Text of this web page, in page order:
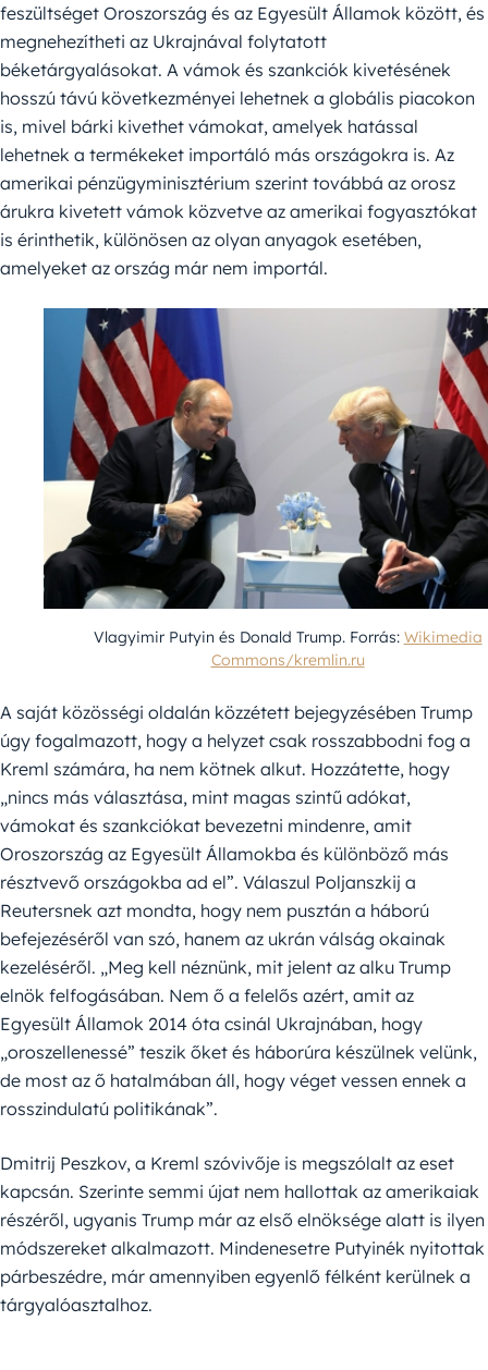
feszültséget Oroszország és az Egyesült Államok között, és
megnehezítheti az Ukrajnával folytatott
béketárgyalásokat. A vámok és szankciók kivetésének
hosszú távú következményei lehetnek a globális piacokon
is, mivel bárki kivethet vámokat, amelyek hatással
lehetnek a termékeket importáló más országokra is. Az
amerikai pénzügyminisztérium szerint továbbá az orosz
árukra kivetett vámok közvetve az amerikai fogyasztókat
is érinthetik, különösen az olyan anyagok esetében,
amelyeket az ország már nem importál.
Vlagyimir Putyin és Donald Trump. Forrás: Wikimedia
Commons/kremlin.ru
A saját közösségi oldalán közzétett bejegyzésében Trump
úgy fogalmazott, hogy a helyzet csak rosszabbodni fog a
Kreml számára, ha nem kötnek alkut. Hozzátette, hogy
„nincs más választása, mint magas szintű adókat,
vámokat és szankciókat bevezetni mindenre, amit
Oroszország az Egyesült Államokba és különböző más
résztvevő országokba ad el”. Válaszul Poljanszkij a
Reutersnek azt mondta, hogy nem pusztán a háború
befejezéséről van szó, hanem az ukrán válság okainak
kezeléséről. „Meg kell néznünk, mit jelent az alku Trump
elnök felfogásában. Nem ő a felelős azért, amit az
Egyesült Államok 2014 óta csinál Ukrajnában, hogy
„oroszellenessé” teszik őket és háborúra készülnek velünk,
de most az ő hatalmában áll, hogy véget vessen ennek a
rosszindulatú politikának”.
Dmitrij Peszkov, a Kreml szóvivője is megszólalt az eset
kapcsán. Szerinte semmi újat nem hallottak az amerikaiak
részéről, ugyanis Trump már az első elnöksége alatt is ilyen
módszereket alkalmazott. Mindenesetre Putyinék nyitottak
párbeszédre, már amennyiben egyenlő félként kerülnek a
tárgyalóasztalhoz.